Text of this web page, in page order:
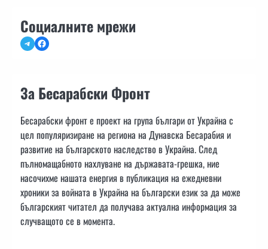
Социалните мрежи
TelegramFacebook
За Бесарабски Фронт
Бесарабски фронт е проект на група българи от Украйна с
цел популяризиране на региона на Дунавска Бесарабия и
развитие на българското наследство в Украйна. След
пълномащабното нахлуване на държавата-грешка, ние
насочихме нашата енергия в публикация на ежедневни
хроники за войната в Украйна на български език за да може
българският читател да получава актуална информация за
случващото се в момента.